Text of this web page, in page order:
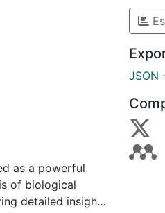
as a powerful
of biological
detailed insights
JSON